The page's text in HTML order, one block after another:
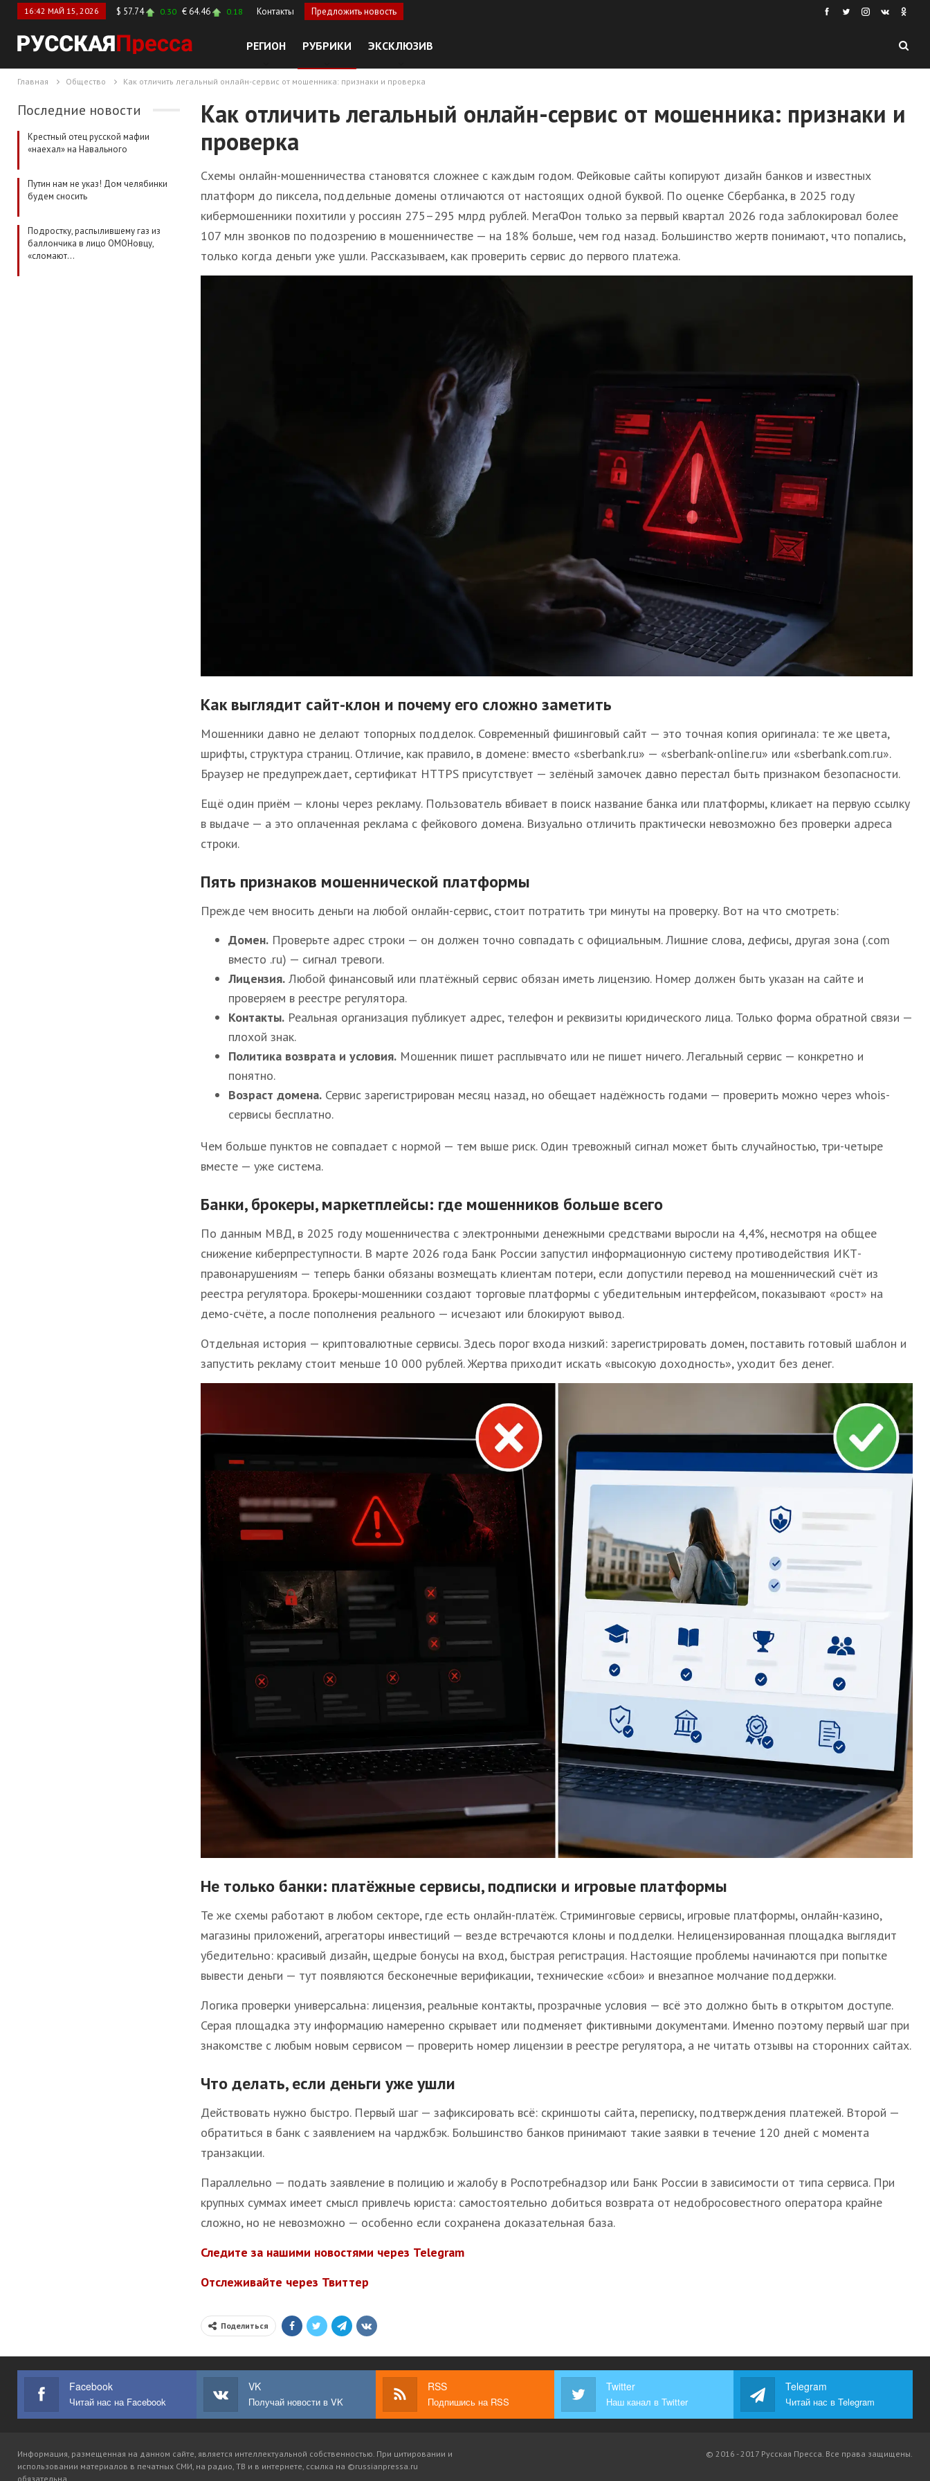
16:42 МАЙ 15, 2026 $ 57.74 0.30 € 64.46 0.18 Контакты Предложить новость
РЕГИОН РУБРИКИ ЭКСКЛЮЗИВ
Главная Общество Как отличить легальный онлайн-сервис от мошенника: признаки и проверка
Как отличить легальный онлайн-сервис от мошенника: признаки и
проверка
Схемы онлайн-мошенничества становятся сложнее с каждым годом. Фейковые сайты копируют дизайн банков и известных
платформ до пиксела, поддельные домены отличаются от настоящих одной буквой. По оценке Сбербанка, в 2025 году
кибермошенники похитили у россиян 275–295 млрд рублей. МегаФон только за первый квартал 2026 года заблокировал более
107 млн звонков по подозрению в мошенничестве — на 18% больше, чем год назад. Большинство жертв понимают, что попались,
только когда деньги уже ушли. Рассказываем, как проверить сервис до первого платежа.
Как выглядит сайт-клон и почему его сложно заметить
Мошенники давно не делают топорных подделок. Современный фишинговый сайт — это точная копия оригинала: те же цвета,
шрифты, структура страниц. Отличие, как правило, в домене: вместо «sberbank.ru» — «sberbank-online.ru» или «sberbank.com.ru».
Браузер не предупреждает, сертификат HTTPS присутствует — зелёный замочек давно перестал быть признаком безопасности.
Ещё один приём — клоны через рекламу. Пользователь вбивает в поиск название банка или платформы, кликает на первую ссылку
в выдаче — а это оплаченная реклама с фейкового домена. Визуально отличить практически невозможно без проверки адреса
строки.
Пять признаков мошеннической платформы
Прежде чем вносить деньги на любой онлайн-сервис, стоит потратить три минуты на проверку. Вот на что смотреть:
Домен.Проверьте адрес строки — он должен точно совпадать с официальным. Лишние слова, дефисы, другая зона (.com
вместо .ru) — сигнал тревоги.
Лицензия.Любой финансовый или платёжный сервис обязан иметь лицензию. Номер должен быть указан на сайте и
проверяем в реестре регулятора.
Контакты.Реальная организация публикует адрес, телефон и реквизиты юридического лица. Только форма обратной связи —
плохой знак.
Политика возврата и условия.Мошенник пишет расплывчато или не пишет ничего. Легальный сервис — конкретно и
понятно.
Возраст домена.Сервис зарегистрирован месяц назад, но обещает надёжность годами — проверить можно через whois-
сервисы бесплатно.
Чем больше пунктов не совпадает с нормой — тем выше риск. Один тревожный сигнал может быть случайностью, три-четыре
вместе — уже система.
Банки, брокеры, маркетплейсы: где мошенников больше всего
По данным МВД, в 2025 году мошенничества с электронными денежными средствами выросли на 4,4%, несмотря на общее
снижение киберпреступности. В марте 2026 года Банк России запустил информационную систему противодействия ИКТ-
правонарушениям — теперь банки обязаны возмещать клиентам потери, если допустили перевод на мошеннический счёт из
реестра регулятора. Брокеры-мошенники создают торговые платформы с убедительным интерфейсом, показывают «рост» на
демо-счёте, а после пополнения реального — исчезают или блокируют вывод.
Отдельная история — криптовалютные сервисы. Здесь порог входа низкий: зарегистрировать домен, поставить готовый шаблон и
запустить рекламу стоит меньше 10 000 рублей. Жертва приходит искать «высокую доходность», уходит без денег.
Не только банки: платёжные сервисы, подписки и игровые платформы
Те же схемы работают в любом секторе, где есть онлайн-платёж. Стриминговые сервисы, игровые платформы, онлайн-казино,
магазины приложений, агрегаторы инвестиций — везде встречаются клоны и подделки. Нелицензированная площадка выглядит
убедительно: красивый дизайн, щедрые бонусы на вход, быстрая регистрация. Настоящие проблемы начинаются при попытке
вывести деньги — тут появляются бесконечные верификации, технические «сбои» и внезапное молчание поддержки.
Логика проверки универсальна: лицензия, реальные контакты, прозрачные условия — всё это должно быть в открытом доступе.
Серая площадка эту информацию намеренно скрывает или подменяет фиктивными документами. Именно поэтому первый шаг при
знакомстве с любым новым сервисом — проверить номер лицензии в реестре регулятора, а не читать отзывы на сторонних сайтах.
Что делать, если деньги уже ушли
Действовать нужно быстро. Первый шаг — зафиксировать всё: скриншоты сайта, переписку, подтверждения платежей. Второй —
обратиться в банк с заявлением на чарджбэк. Большинство банков принимают такие заявки в течение 120 дней с момента
транзакции.
Параллельно — подать заявление в полицию и жалобу в Роспотребнадзор или Банк России в зависимости от типа сервиса. При
крупных суммах имеет смысл привлечь юриста: самостоятельно добиться возврата от недобросовестного оператора крайне
сложно, но не невозможно — особенно если сохранена доказательная база.
Следите за нашими новостями через Telegram
Отслеживайте через Твиттер
Поделиться
Последние новости
Крестный отец русской мафии
«наехал» на Навального
Путин нам не указ! Дом челябинки
будем сносить
Подростку, распылившему газ из
баллончика в лицо ОМОНовцу,
«сломают…
Facebook
Читай нас на Facebook
VK
Получай новости в VK
RSS
Подпишись на RSS
Twitter
Наш канал в Twitter
Telegram
Читай нас в Telegram
Информация, размещенная на данном сайте, является интеллектуальной собственностью. При цитировании и
использовании материалов в печатных СМИ, на радио, ТВ и в интернете, ссылка на ©russianpressa.ru
обязательна.
© 2016 - 2017 Русская Пресса. Все права защищены.